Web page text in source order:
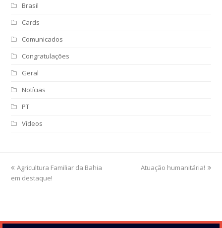
Brasil
Cards
Comunicados
Congratulações
Geral
Notícias
PT
Vídeos
previous
post:
Agricultura Familiar da Bahia
em destaque!
next
Atuação humanitária!